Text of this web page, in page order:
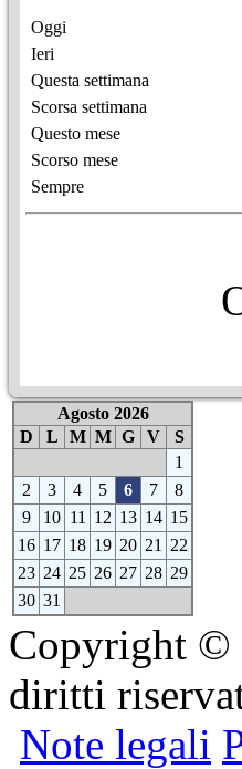
Oggi
Ieri
Questa settimana
Scorsa settimana
Questo mese
Scorso mese
Sempre
Agosto 2026
D
L M M G V
S
1
2
3 4 5 6 7
8
9
10 11 12 13 14 15
16 17 18 19 20 21
22
23 24 25 26 27 28 29
30 31
Copyright ©
diritti
Note legali